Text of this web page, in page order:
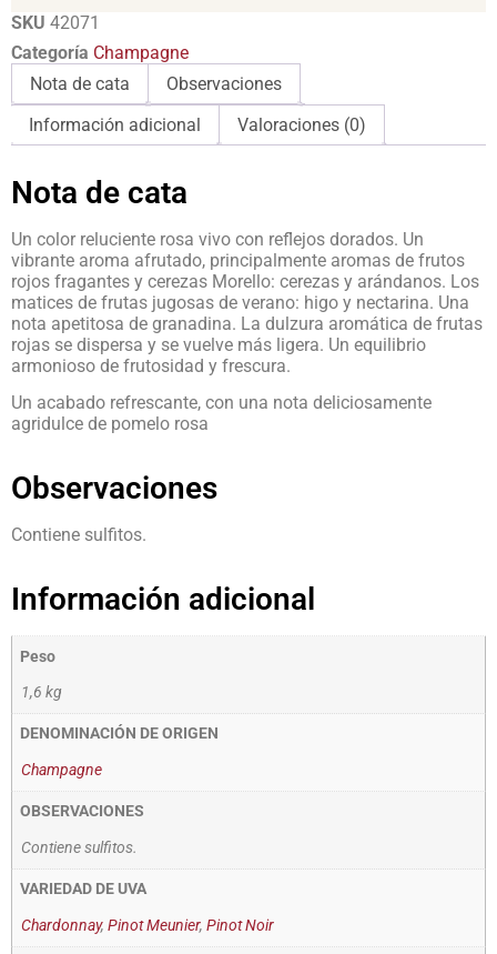
SKU 42071
Categoría Champagne
Nota de cata
Observaciones
Información adicional
Valoraciones (0)
Nota de cata
Un color reluciente rosa vivo con reflejos dorados. Un
vibrante aroma afrutado, principalmente aromas de frutos
rojos fragantes y cerezas Morello: cerezas y arándanos. Los
matices de frutas jugosas de verano: higo y nectarina. Una
nota apetitosa de granadina. La dulzura aromática de frutas
rojas se dispersa y se vuelve más ligera. Un equilibrio
armonioso de frutosidad y frescura.
Un acabado refrescante, con una nota deliciosamente
agridulce de pomelo rosa
Observaciones
Contiene sulfitos.
Información adicional
Peso
1,6 kg
DENOMINACIÓN DE ORIGEN
Champagne
OBSERVACIONES
Contiene sulfitos.
VARIEDAD DE UVA
Chardonnay, Pinot Meunier, Pinot Noir